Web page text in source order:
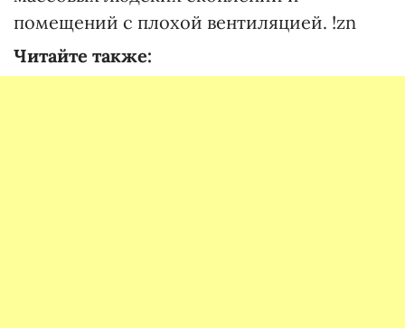
помещений с плохой вентиляцией. !zn
Читайте также: